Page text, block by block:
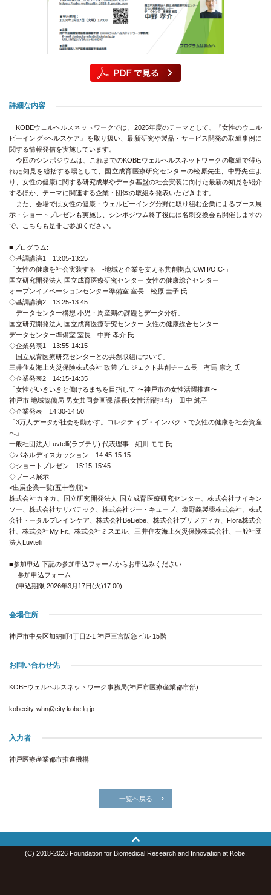
詳細な内容
KOBEウェルヘルスネットワークでは、2025年度のテーマとして、『女性のウェル
ビーイング×ヘルスケア』を取り扱い、最新研究や製品・サービス開発の取組事例に
関する情報発信を実施しています。
今回のシンポジウムは、これまでのKOBEウェルヘルスネットワークの取組で得ら
れた知見を総括する場として、国立成育医療研究センターの松原先生、中野先生よ
り、女性の健康に関する研究成果やデータ基盤の社会実装に向けた最新の知見を紹介
するほか、テーマに関連する企業・団体の取組を発表いただきます。
また、会場では女性の健康・ウェルビーイング分野に取り組む企業によるブース展
示・ショートプレゼンも実施し、シンポジウム終了後には名刺交換会も開催しますの
で、こちらも是非ご参加ください。
■プログラム:
◇基調講演1 13:05-13:25
「女性の健康を社会実装する -地域と企業を支える共創拠点ICWH/OIC-」
国立研究開発法人 国立成育医療研究センター 女性の健康総合センター
オープンイノベーションセンター準備室 室長 松原 圭子 氏
◇基調講演2 13:25-13:45
「データセンター構想:小児・周産期の課題とデータ分析」
国立研究開発法人 国立成育医療研究センター 女性の健康総合センター
データセンター準備室 室長 中野 孝介 氏
◇企業発表1 13:55-14:15
「国立成育医療研究センターとの共創取組について」
三井住友海上火災保険株式会社 政策プロジェクト共創チーム長 有馬 康之 氏
◇企業発表2 14:15-14:35
「女性がいきいきと働けるまちを目指して 〜神戸市の女性活躍推進〜」
神戸市 地域協働局 男女共同参画課 課長(女性活躍担当) 田中 純子
◇企業発表 14:30-14:50
「3万人データが社会を動かす。コレクティブ・インパクトで女性の健康を社会資産
へ」
一般社団法人Luvtelli(ラブテリ) 代表理事 細川 モモ 氏
◇パネルディスカッション 14:45-15:15
◇ショートプレゼン 15:15-15:45
◇ブース展示
<出展企業一覧(五十音順)>
株式会社カネカ、国立研究開発法人 国立成育医療研究センター、株式会社サイキン
ソー、株式会社サリバテック、株式会社ジー・キューブ、塩野義製薬株式会社、株式
会社トータルブレインケア、株式会社BeLiebe、株式会社プリメディカ、Flora株式会
社、株式会社My Fit、株式会社ミスエル、三井住友海上火災保険株式会社、一般社団
法人Luvtelli
■参加申込:下記の参加申込フォームからお申込みください
参加申込フォーム
(申込期限:2026年3月17日(火)17:00)
会場住所
神戸市中央区加納町4丁目2-1 神戸三宮阪急ビル 15階
お問い合わせ先
KOBEウェルヘルスネットワーク事務局(神戸市医療産業都市部)
kobecity-whn@city.kobe.lg.jp
入力者
神戸医療産業都市推進機構
一覧へ戻る
(C) 2018-2026 Foundation for Biomedical Research and Innovation at Kobe.